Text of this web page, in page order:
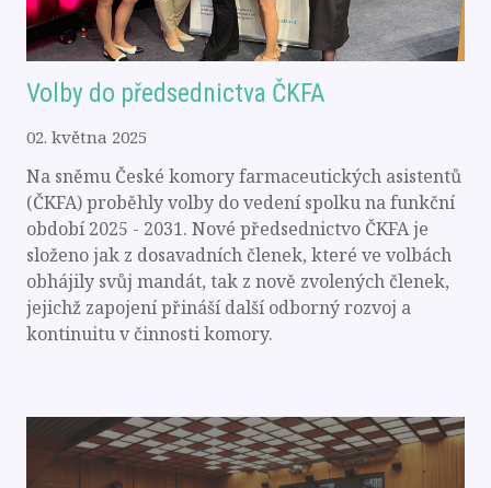
Volby do předsednictva ČKFA
02. května 2025
Na sněmu České komory farmaceutických asistentů
(ČKFA) proběhly volby do vedení spolku na funkční
období 2025 - 2031. Nové předsednictvo ČKFA je
složeno jak z dosavadních členek, které ve volbách
obhájily svůj mandát, tak z nově zvolených členek,
jejichž zapojení přináší další odborný rozvoj a
kontinuitu v činnosti komory.